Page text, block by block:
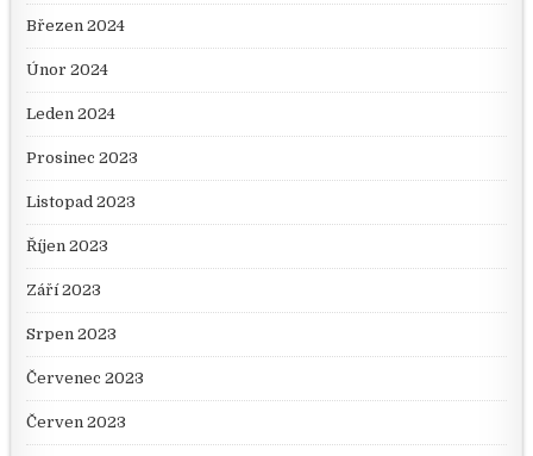
Březen 2024
Únor 2024
Leden 2024
Prosinec 2023
Listopad 2023
Říjen 2023
Září 2023
Srpen 2023
Červenec 2023
Červen 2023